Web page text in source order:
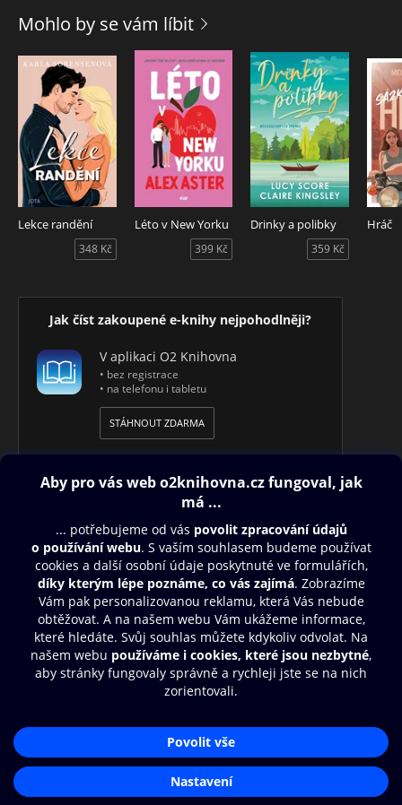
Mohlo by se vám líbit
Lekce randění
348 Kč
Léto v New Yorku
399 Kč
Drinky a polibky
359 Kč
Hráč
Jak číst zakoupené e-knihy nejpohodlněji?
V aplikaci O2 Knihovna
• bez registrace
• na telefonu i tabletu
STÁHNOUT ZDARMA
Obsah ke stažení
Moje O2 Knihovna
Další zábava
© O2 Czech Republic a.s.
Zásady zpracování osobních údajůAplikace O2 Knihovna
Čti a poslouchej své e-knihy a
audioknihy rychleji a pohodlněji.